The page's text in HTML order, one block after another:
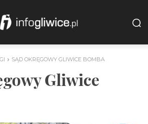
SĄD OKRĘGOWY GLIWICE BOMBA
Gliwice